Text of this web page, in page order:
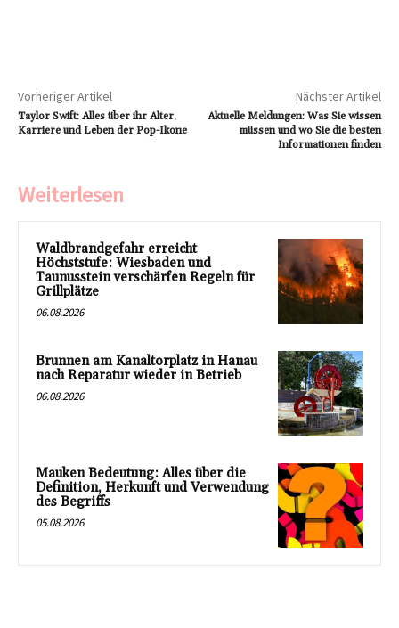
Vorheriger Artikel
Taylor Swift: Alles über ihr Alter,
Karriere und Leben der Pop-Ikone
Nächster Artikel
Aktuelle Meldungen: Was Sie wissen
müssen und wo Sie die besten
Informationen finden
Weiterlesen
Waldbrandgefahr erreicht
Höchststufe: Wiesbaden und
Taunusstein verschärfen Regeln für
Grillplätze
06.08.2026
Brunnen am Kanaltorplatz in Hanau
nach Reparatur wieder in Betrieb
06.08.2026
Mauken Bedeutung: Alles über die
Definition, Herkunft und Verwendung
des Begriffs
05.08.2026